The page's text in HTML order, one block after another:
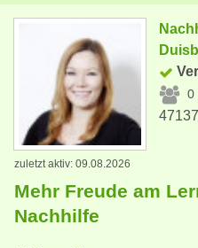
0
zuletzt aktiv: 09.08.2026
Mehr Freude am
Nachhilfe